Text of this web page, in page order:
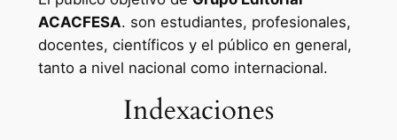
ACACFESA. son estudiantes, profesionales,
docentes, científicos y el público en general,
tanto a nivel nacional como internacional.
Indexaciones